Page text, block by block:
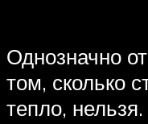
Однозначно
том, сколько
тепло,